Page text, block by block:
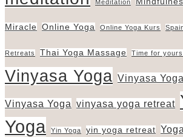
Meditation
Miracle Online Yoga Online Yoga Kurs
Retreats Thai Yoga Massage Time for
Vinyasa Yoga Vinyasa Yoga
Vinyasa Yoga vinyasa yoga retreat
Yoga
Yin Yoga yin yoga retreat